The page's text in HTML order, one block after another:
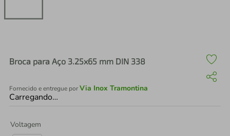
Broca para Aço 3.25x65 mm DIN 338
Fornecido e entregue porVia Inox Tramontina
Carregando…
Voltagem